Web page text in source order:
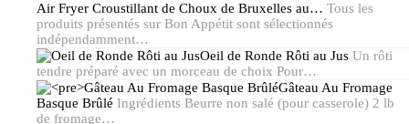
Air Fryer Croustillant de Choux de Bruxelles au… Tous les
produits présentés sur Bon Appétit sont sélectionnés
indépendamment…
Oeil de Ronde Rôti au Jus Un rôti
tendre préparé avec un morceau de choix Pour…
Gâteau Au Fromage
Basque Brûlé Ingrédients Beurre non salé (pour casserole) 2 lb
de fromage…